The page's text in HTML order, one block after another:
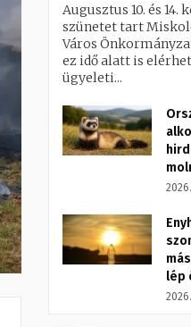
Augusztus 10. és
szünetet tart
Város
ez idő alatt is
ügyeleti...
lép